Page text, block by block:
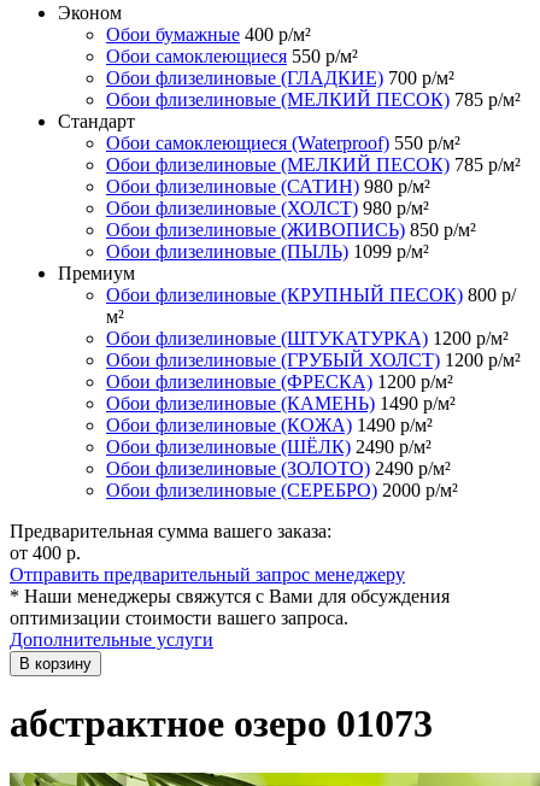
Эконом
Обои бумажные 400 р/м²
Обои самоклеющиеся 550 р/м²
Обои флизелиновые (ГЛАДКИЕ) 700 р/м²
Обои флизелиновые (МЕЛКИЙ ПЕСОК) 785 р/м²
Стандарт
Обои самоклеющиеся (Waterproof) 550 р/м²
Обои флизелиновые (МЕЛКИЙ ПЕСОК) 785 р/м²
Обои флизелиновые (САТИН) 980 р/м²
Обои флизелиновые (ХОЛСТ) 980 р/м²
Обои флизелиновые (ЖИВОПИСЬ) 850 р/м²
Обои флизелиновые (ПЫЛЬ) 1099 р/м²
Премиум
Обои флизелиновые (КРУПНЫЙ ПЕСОК) 800 р/
м²
Обои флизелиновые (ШТУКАТУРКА) 1200 р/м²
Обои флизелиновые (ГРУБЫЙ ХОЛСТ) 1200 р/м²
Обои флизелиновые (ФРЕСКА) 1200 р/м²
Обои флизелиновые (КАМЕНЬ) 1490 р/м²
Обои флизелиновые (КОЖА) 1490 р/м²
Обои флизелиновые (ШЁЛК) 2490 р/м²
Обои флизелиновые (ЗОЛОТО) 2490 р/м²
Обои флизелиновые (СЕРЕБРО) 2000 р/м²
Предварительная сумма вашего заказа:
от 400 р.
Отправить предварительный запрос менеджеру
* Наши менеджеры свяжутся с Вами для обсуждения
оптимизации стоимости вашего запроса.
Дополнительные услуги
В корзину
абстрактное озеро 01073